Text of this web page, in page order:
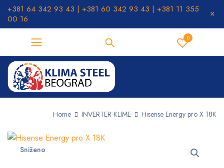
+381 64 342 93 43 | +381 60 342 93 43 | +381 11 355
00 16
0
Home INVERTER KLIME Hisense Energy pro X 18K
Sniženo